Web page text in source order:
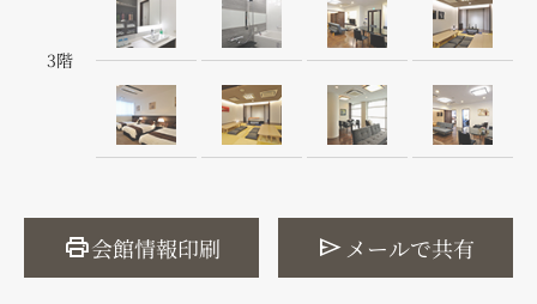
3階
print会館情報印刷 send メールで共有